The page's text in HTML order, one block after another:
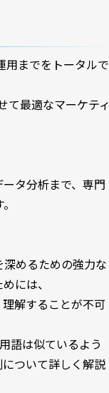
までをトータルで
て最適なマーケティ
タ分析まで、専門
めるための強力な
には、
解することが不可
語は似ているよう
ついて詳しく解説